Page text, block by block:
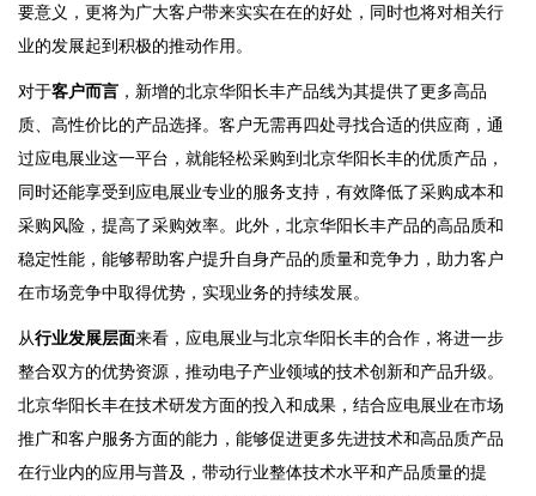
要意义，更将为广大客户带来实实在在的好处，同时也将对相关行
业的发展起到积极的推动作用。
对于客户而言 ，新增的北京华阳长丰产品线为其提供了更多高品
质、高性价比的产品选择。客户无需再四处寻找合适的供应商，通
过应电展业这一平台，就能轻松采购到北京华阳长丰的优质产品，
同时还能享受到应电展业专业的服务支持，有效降低了采购成本和
采购风险，提高了采购效率。此外，北京华阳长丰产品的高品质和
稳定性能，能够帮助客户提升自身产品的质量和竞争力，助力客户
在市场竞争中取得优势，实现业务的持续发展。
从行业发展层面来看，应电展业与北京华阳长丰的合作，将进一步
整合双方的优势资源，推动电子产业领域的技术创新和产品升级。
北京华阳长丰在技术研发方面的投入和成果，结合应电展业在市场
推广和客户服务方面的能力，能够促进更多先进技术和高品质产品
在行业内的应用与普及，带动行业整体技术水平和产品质量的提